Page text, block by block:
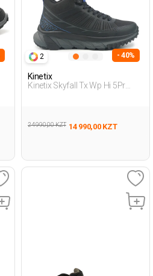
2 - 40%
Kinetix
Kinetix Skyfall Tx Wp Hi 5Pr
24 990,00 KZT 14 990,00 KZT